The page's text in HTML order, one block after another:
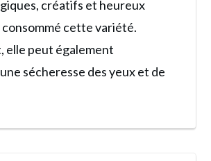
créatifs et heureux
consommé cette variété.
elle peut également
sécheresse des yeux et de